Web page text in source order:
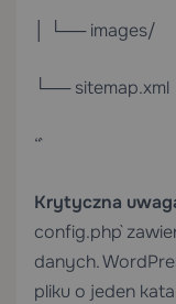
│ └── images/
└── sitemap.xml
“`
Krytyczna
config.php`
danych.
pliku o jeden